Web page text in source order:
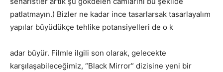
patlatmayın.) Bizler ne kadar ince tasarlarsak tasarlayalım
yapılar büyüdükçe tehlike potansiyelleri de o k
adar büyür. Filmle ilgili son olarak, gelecekte
karşılaşabileceğimiz, “Black Mirror” dizisine yeni bir